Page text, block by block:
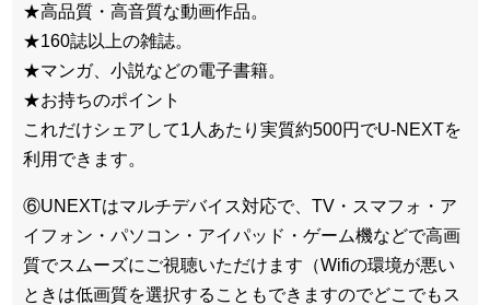
★高品質・高音質な動画作品。
★160誌以上の雑誌。
★マンガ、小説などの電子書籍。
★お持ちのポイント
これだけシェアして1人あたり実質約500円でU-NEXTを
利用できます。
⑥UNEXTはマルチデバイス対応で、TV・スマフォ・ア
イフォン・パソコン・アイパッド・ゲーム機などで高画
質でスムーズにご視聴いただけます（Wifiの環境が悪い
ときは低画質を選択することもできますのでどこでもス